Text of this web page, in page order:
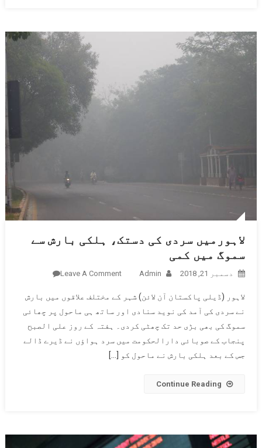
لاہورمیں سردی کی دستک، ہلکی بارش سے
سموگ میں کمی
دسمبر 21, 2018 Admin
Leave A Comment
سردی کی
دستک،
ہلکی
بارش سے
لاہور (ڈیلی پاکستان آن لائن) شہر کے مختلف علاقوں میں بارش
نے سردی کی آمد کی نوید سنادی اور ساتھ ہی ماحول پر چھائی
سموگ کی بھی بڑی حد تک چھٹی کردی۔ ہفتہ کے روز علی الصبح
پنجاب کے صوبائی دارالحکومت میں سرد ہواﺅں نے ڈیرے ڈالے
جس کے بعد ہلکی بارش نے ماحول کو […]
Continue Reading